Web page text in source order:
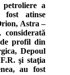
a
fost atinse
Astra –
profil din
Depoul
şi staţia
au fost